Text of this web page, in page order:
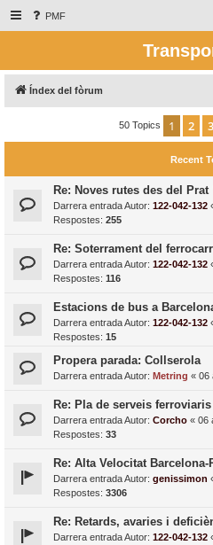
PMF
Índex del fòrum
50 Topics 1 2 3
Recent
Re: Noves rutes des del Prat
Darrera entrada Autor: 122-042-132
Respostes: 255
Re: Soterrament del
Darrera entrada Autor: 122-042-132
Respostes: 116
Estacions de bus a
Darrera entrada Autor: 122-042-132
Respostes: 15
Propera parada: Collserola
Darrera entrada Autor: Metring « 06
Re: Pla de serveis ferroviaris
Darrera entrada Autor: Corcho « 06
Respostes: 33
Re: Alta Velocitat
Darrera entrada Autor: genissimon
Respostes: 3306
Re: Retards, avaries i
Darrera entrada Autor: 122-042-132